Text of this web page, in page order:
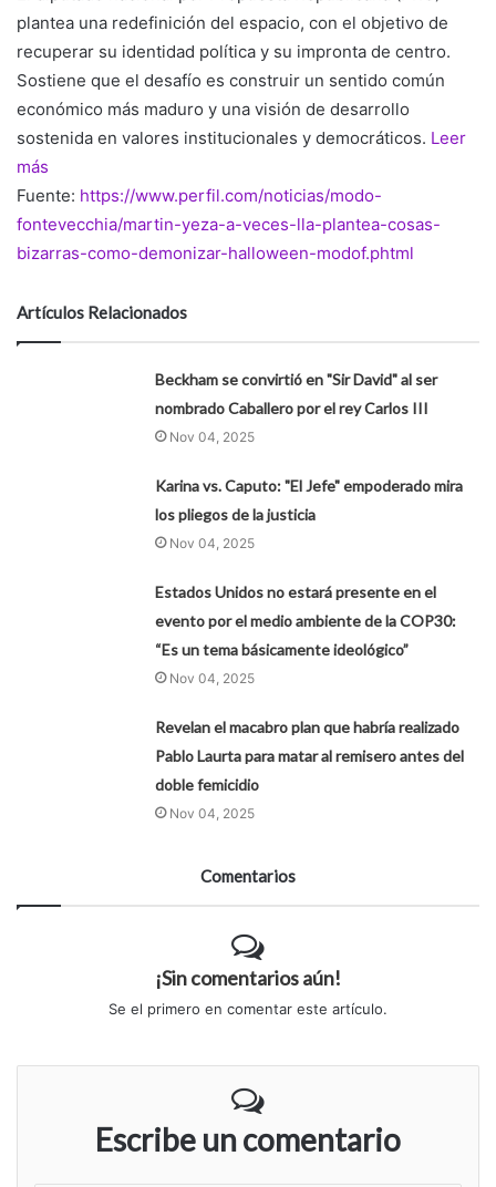
plantea una redefinición del espacio, con el objetivo de
recuperar su identidad política y su impronta de centro.
Sostiene que el desafío es construir un sentido común
económico más maduro y una visión de desarrollo
sostenida en valores institucionales y democráticos. Leer
más
Fuente: https://www.perfil.com/noticias/modo-
fontevecchia/martin-yeza-a-veces-lla-plantea-cosas-
bizarras-como-demonizar-halloween-modof.phtml
Artículos Relacionados
Beckham se convirtió en "Sir David" al ser
nombrado Caballero por el rey Carlos III
Nov 04, 2025
Karina vs. Caputo: "El Jefe" empoderado mira
los pliegos de la justicia
Nov 04, 2025
Estados Unidos no estará presente en el
evento por el medio ambiente de la COP30:
“Es un tema básicamente ideológico”
Nov 04, 2025
Revelan el macabro plan que habría realizado
Pablo Laurta para matar al remisero antes del
doble femicidio
Nov 04, 2025
Comentarios
¡Sin comentarios aún!
Se el primero en comentar este artículo.
Escribe un comentario